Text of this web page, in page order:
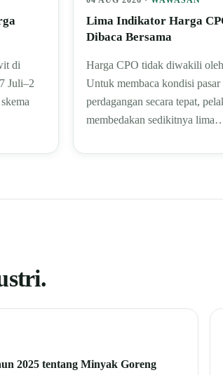
di
Juli–2
Lima Indikator Harga
Dibaca Bersama
Harga CPO tidak diwakili
Untuk membaca kondisi pasar
perdagangan secara tepat,
membedakan sedikitnya
2025 tentang Minyak Goreng